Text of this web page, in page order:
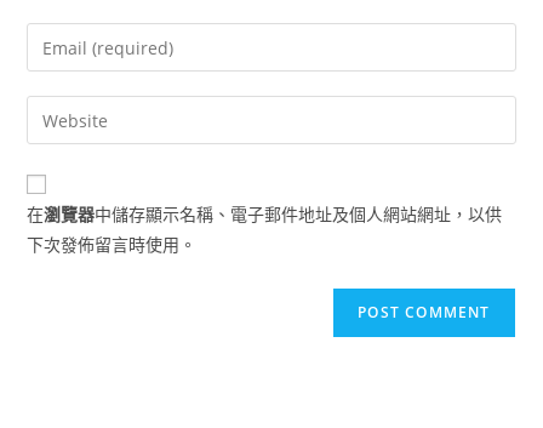
name
comment
Enter
your
email
address
comment
Enter
your
website
URL
(optional)
在瀏覽器中儲存顯示名稱、電子郵件地址及個人網站網址，以供
下次發佈留言時使用。